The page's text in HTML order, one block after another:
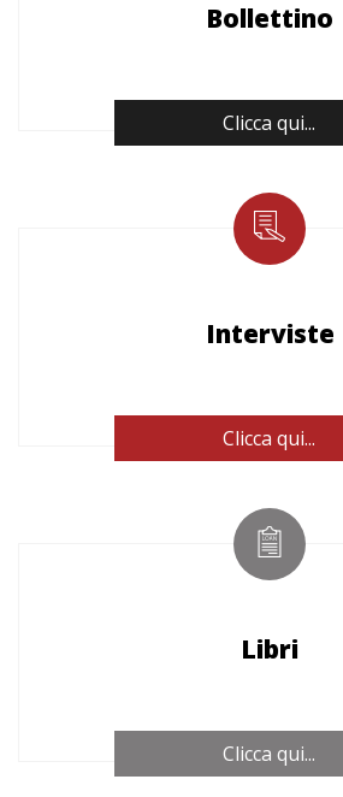
Bollettino
Clicca qui...
Interviste
Clicca qui...
Libri
Clicca qui...